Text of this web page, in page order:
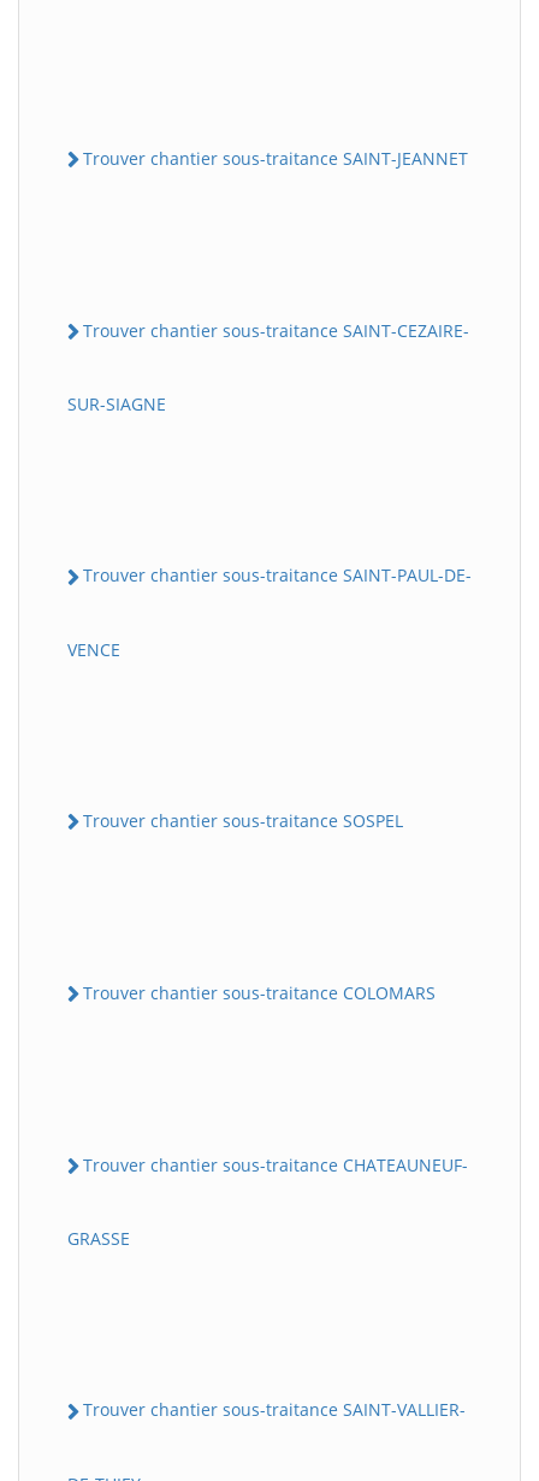
Trouver chantier sous-traitance SAINT-JEANNET
Trouver chantier sous-traitance SAINT-CEZAIRE-
SUR-SIAGNE
Trouver chantier sous-traitance SAINT-PAUL-DE-
VENCE
Trouver chantier sous-traitance SOSPEL
Trouver chantier sous-traitance COLOMARS
Trouver chantier sous-traitance CHATEAUNEUF-
GRASSE
Trouver chantier sous-traitance SAINT-VALLIER-